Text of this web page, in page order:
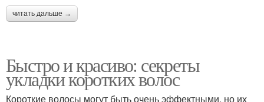
читать дальше →
Быстро и красиво: секреты
укладки коротких волос
Короткие волосы могут быть очень эффектными, но их